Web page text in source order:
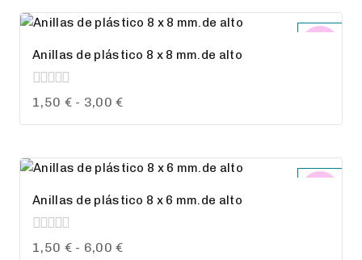
Anillas de plástico 8 x 8 mm.de alto
0
out
of
1,50 € - 3,00€Rango
de
desde
hasta
Anillas de plástico 8 x 6 mm.de alto
0
1,50 € - 6,00€Rango